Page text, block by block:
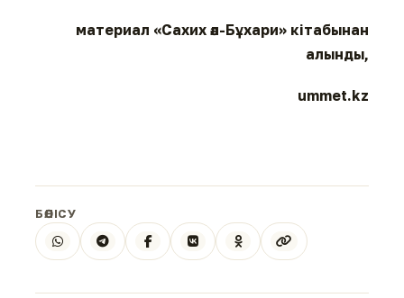
материал «Сахих әл-Бұхари» кітабынан
алынды,
ummet.kz
БӨЛІСУ